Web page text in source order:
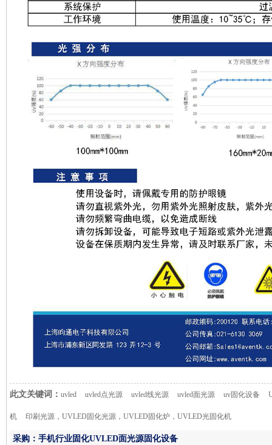
此文关键词： uvled uvled点光源 uvled线光源 uvled面光源 uv固化设备
机 印刷光源，UVLED固化光源，UVLED固化炉，UVLED光固化机
采购：手机行业固化UVLED面光源固化设备